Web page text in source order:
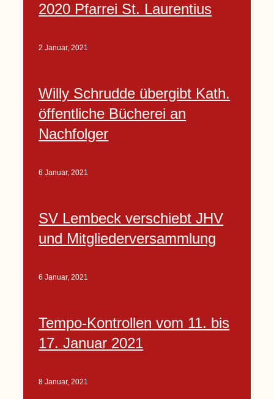
2020 Pfarrei St. Laurentius
2 Januar, 2021
Willy Schrudde übergibt Kath.
öffentliche Bücherei an
Nachfolger
6 Januar, 2021
SV Lembeck verschiebt JHV
und Mitgliederversammlung
6 Januar, 2021
Tempo-Kontrollen vom 11. bis
17. Januar 2021
8 Januar, 2021